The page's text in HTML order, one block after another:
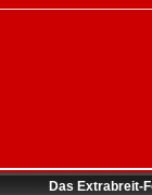
Das Extrabreit-